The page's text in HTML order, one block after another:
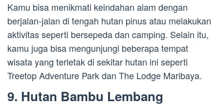
Kamu bisa menikmati keindahan alam dengan
berjalan-jalan di tengah hutan pinus atau melakukan
aktivitas seperti bersepeda dan camping. Selain itu,
kamu juga bisa mengunjungi beberapa tempat
wisata yang terletak di sekitar hutan ini seperti
Treetop Adventure Park dan The Lodge Maribaya.
9. Hutan Bambu Lembang